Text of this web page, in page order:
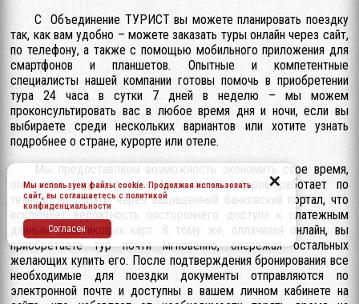
С Объединение ТУРИСТ вы можете планировать поездку
так, как вам удобно – можете заказать туры онлайн через сайт,
по телефону, а также с помощью мобильного приложения для
смартфонов и планшетов. Опытные и компетентные
специалисты нашей компании готовы помочь в приобретении
тура 24 часа в сутки 7 дней в неделю – мы можем
проконсультировать вас в любое время дня и ночи, если вы
выбираете среди нескольких вариантов или хотите узнать
подробнее о стране, курорте или отеле.
Мы предоставляем возможность экономить свое время,
оплачивая отдых онлайн. Наш магазин туров работает по
технологии оплаты через защищенный банковский портал, что
исключает вероятность постороннего доступа к платежным
данным пластиковых карт. К тому же, оплачивая онлайн, вы
приобретаете тур почти мгновенно, опережая остальных
желающих купить его. После подтверждения бронирования все
необходимые для поездки документы отправляются по
электронной почте и доступны в вашем личном кабинете на
✕
Мы используем файлы cookie. Продолжая использовать
сайт, вы соглашаетесь cполитикой
конфиденциальности
Согласен